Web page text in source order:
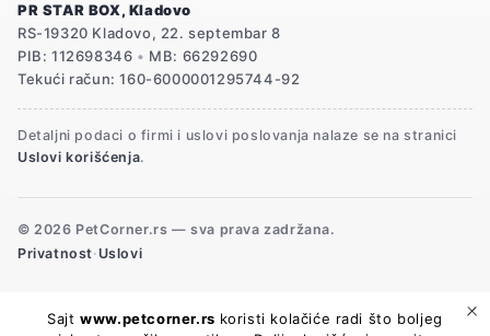
PR STAR BOX, Kladovo
RS-19320 Kladovo, 22. septembar 8
PIB: 112698346 • MB: 66292690
Tekući račun: 160-6000001295744-92
Detaljni podaci o firmi i uslovi poslovanja nalaze se na stranici
Uslovi korišćenja.
© 2026 PetCorner.rs — sva prava zadržana.
Privatnost· Uslovi
Sajtwww.petcorner.rs koristi kolačiće radi što boljeg